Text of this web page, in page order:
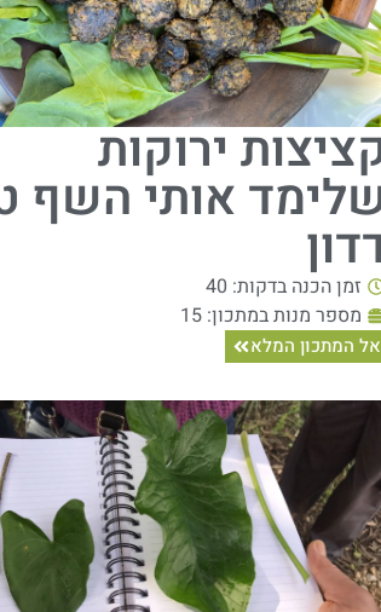
ירוקות
אותי השף
זמן הכנה בדקות: 40
מספר מנות במתכון: 15
אל המתכון המלא